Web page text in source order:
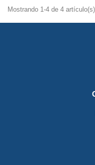
Mostrando 1-4 de 4 artículo(s)